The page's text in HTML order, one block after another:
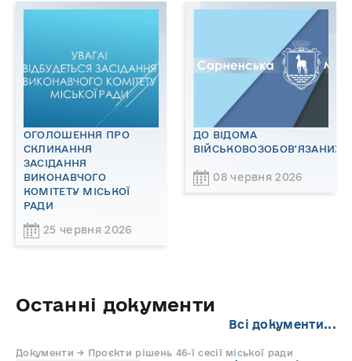
ОГОЛОШЕННЯ ПРО
СКЛИКАННЯ
ЗАСІДАННЯ
ВИКОНАВЧОГО
КОМІТЕТУ МІСЬКОЇ
РАДИ
25 червня 2026
ДО ВІДОМА
ВІЙСЬКОВОЗОБОВ'ЯЗАНИХ!
08 червня 2026
Останні документи
Всі документи...
Документи → Проєкти рішень 46-ї сесії міської ради